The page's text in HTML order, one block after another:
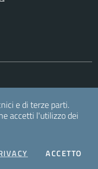
e di terze parti.
accetti l'utilizzo dei
COOKIES
ACCETTO